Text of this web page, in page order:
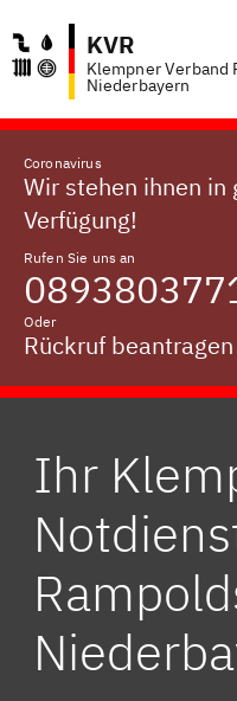
KVR
Klempner Verband
Niederbayern
Coronavirus
Wir stehen ihnen
Verfügung!
Rufen Sie uns an
Oder
Rückruf beantragen
Ihr